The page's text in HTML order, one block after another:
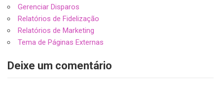
Gerenciar Disparos
Relatórios de Fidelização
Relatórios de Marketing
Tema de Páginas Externas
Deixe um comentário